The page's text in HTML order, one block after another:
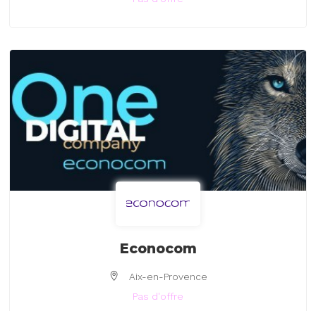
Econocom
Aix-en-Provence
Pas d'offre